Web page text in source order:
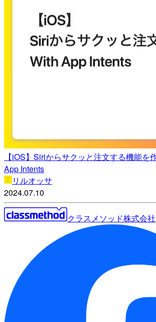
【iOS】Siriからサクッと注文する機能を
App Intents
リルオッサ
2024.07.10
クラスメソッド株式会社